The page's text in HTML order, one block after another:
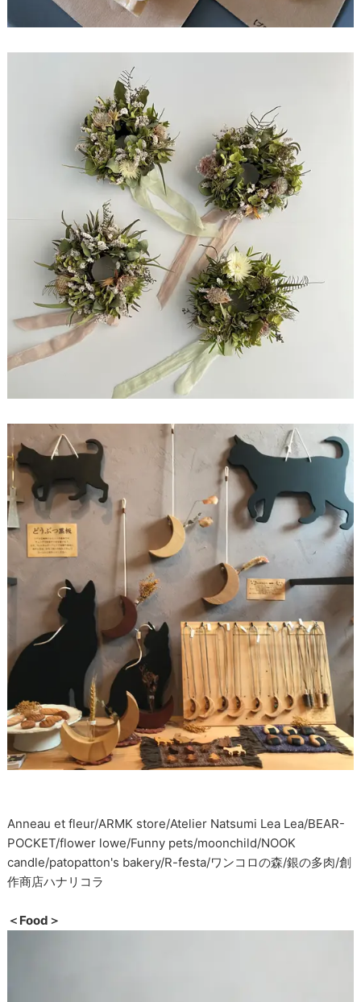
Anneau et fleur/ARMK store/Atelier Natsumi Lea Lea/BEAR-
POCKET/flower lowe/Funny pets/moonchild/NOOK
candle/patopatton's bakery/R-festa/ワンコロの森/銀の多肉/創
作商店ハナリコラ
＜Food＞